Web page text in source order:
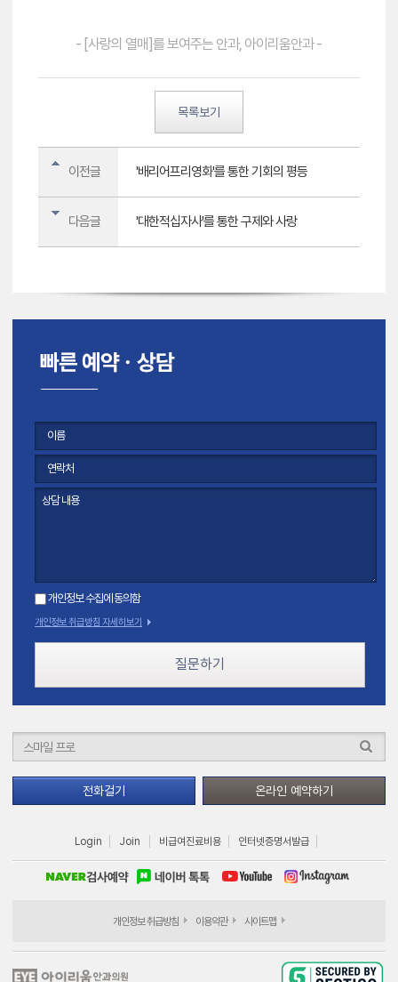
- [사랑의 열매]를 보여주는 안과, 아이리움안과 -
목록보기
이전글 '배리어프리영화'를 통한 기회의 평등
다음글 '대한적십자사'를 통한 구제와 사랑
개인정보 수집에 동의함
개인정보 취급방침 자세히보기
질문하기
전화걸기 온라인 예약하기
Login Join 비급여진료비용 인터넷증명서발급
개인정보 취급방침 이용약관 사이트맵